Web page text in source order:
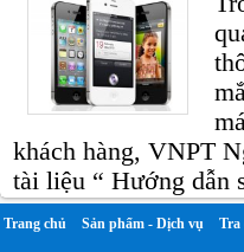
khách hàng, VNPT
tài liệu “ Hướng dẫn
Trang chủ Sản phẩm - Dịch vụ Tra